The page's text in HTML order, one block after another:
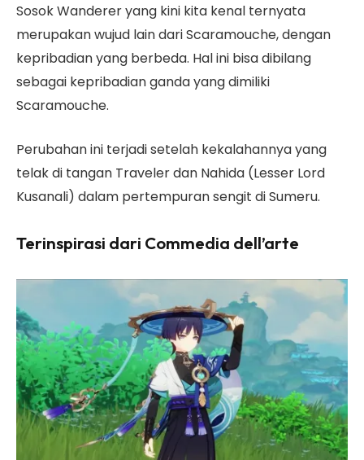
Sosok Wanderer yang kini kita kenal ternyata
merupakan wujud lain dari Scaramouche, dengan
kepribadian yang berbeda. Hal ini bisa dibilang
sebagai kepribadian ganda yang dimiliki
Scaramouche.
Perubahan ini terjadi setelah kekalahannya yang
telak di tangan Traveler dan Nahida (Lesser Lord
Kusanali) dalam pertempuran sengit di Sumeru.
Terinspirasi dari Commedia dell’arte